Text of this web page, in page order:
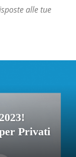
alle tue
Privati